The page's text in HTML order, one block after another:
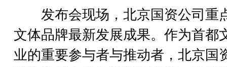
发布会现场，北京国资公司重
文体品牌最新发展成果。作为首都
业的重要参与者与推动者，北京国